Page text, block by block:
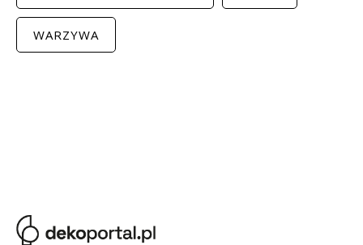
WARZYWA